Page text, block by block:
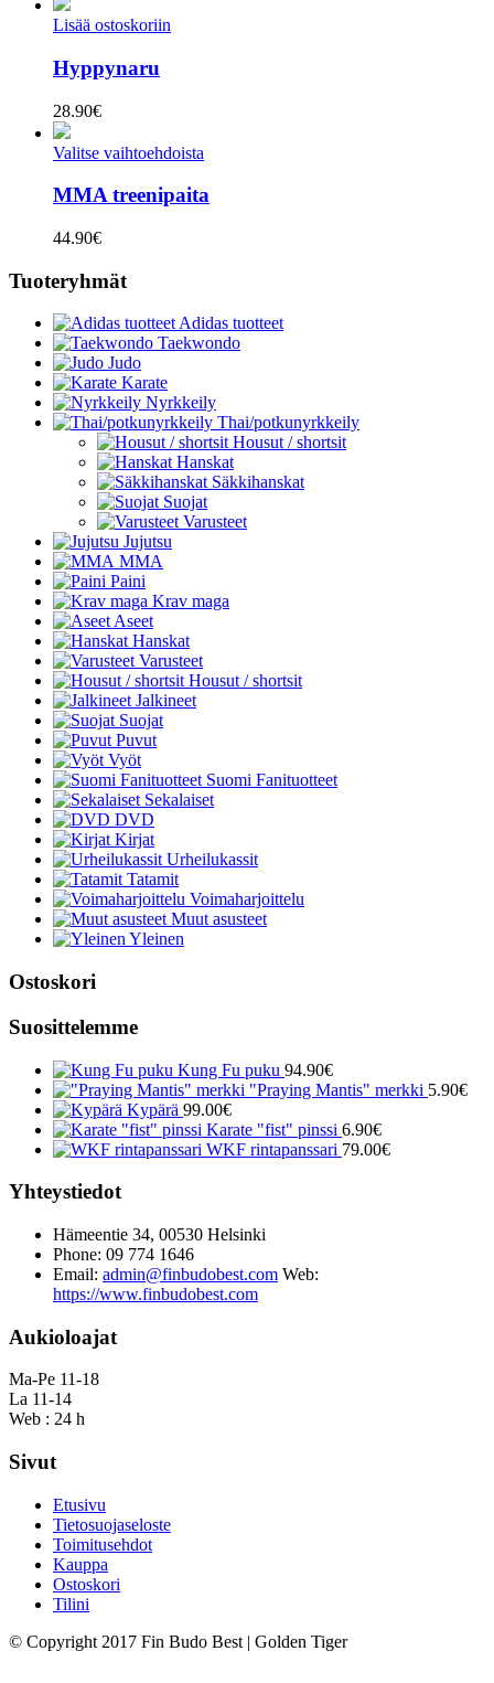
Lisää ostoskoriin
Hyppynaru
28.90€
Valitse vaihtoehdoista
MMA treenipaita
44.90€
Tuoteryhmät
Adidas tuotteet
Taekwondo
Judo
Karate
Nyrkkeily
Thai/potkunyrkkeily
Housut / shortsit
Hanskat
Säkkihanskat
Suojat
Varusteet
Jujutsu
MMA
Paini
Krav maga
Aseet
Hanskat
Varusteet
Housut / shortsit
Jalkineet
Suojat
Puvut
Vyöt
Suomi Fanituotteet
Sekalaiset
DVD
Kirjat
Urheilukassit
Tatamit
Voimaharjoittelu
Muut asusteet
Yleinen
Ostoskori
Suosittelemme
Kung Fu puku 94.90€
"Praying Mantis" merkki 5.90€
Kypärä 99.00€
Karate "fist" pinssi 6.90€
WKF rintapanssari 79.00€
Yhteystiedot
Hämeentie 34, 00530 Helsinki
Phone: 09 774 1646
Email: admin@finbudobest.com Web:
https://www.finbudobest.com
Aukioloajat
Ma-Pe 11-18
La 11-14
Web : 24 h
Sivut
Etusivu
Tietosuojaseloste
Toimitusehdot
Kauppa
Ostoskori
Tilini
© Copyright 2017 Fin Budo Best | Golden Tiger